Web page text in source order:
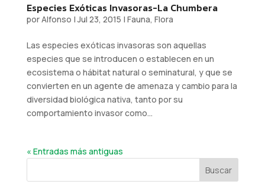
Especies Exóticas Invasoras-La Chumbera
porAlfonso |Jul 23, 2015 | Fauna, Flora
Las especies exóticas invasoras son aquellas
especies que se introducen o establecen en un
ecosistema o hábitat natural o seminatural, y que se
convierten en un agente de amenaza y cambio para la
diversidad biológica nativa, tanto por su
comportamiento invasor como...
« Entradas más antiguas
Buscar